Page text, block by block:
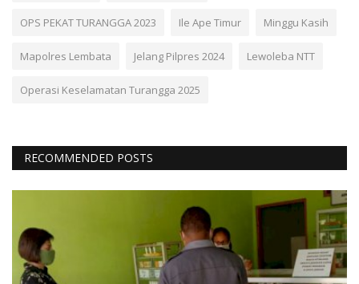
OPS PEKAT TURANGGA 2023 Ile Ape Timur Minggu Kasih
Mapolres Lembata Jelang Pilpres 2024 Lewoleba NTT
Operasi Keselamatan Turangga 2025
RECOMMENDED POSTS